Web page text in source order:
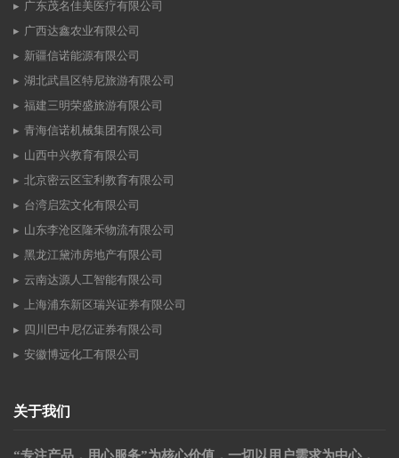
广东茂名佳美医疗有限公司
广西达鑫农业有限公司
新疆信诺能源有限公司
湖北武昌区特尼旅游有限公司
福建三明荣盛旅游有限公司
青海信诺机械集团有限公司
山西中兴教育有限公司
北京密云区宝利教育有限公司
台湾启宏文化有限公司
山东李沧区隆禾物流有限公司
黑龙江黛沛房地产有限公司
云南达源人工智能有限公司
上海浦东新区瑞兴证券有限公司
四川巴中尼亿证券有限公司
安徽博远化工有限公司
关于我们